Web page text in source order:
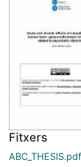
Fitxers
ABC_THESIS.pdf